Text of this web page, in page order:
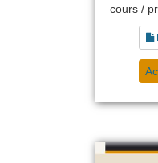
cours /